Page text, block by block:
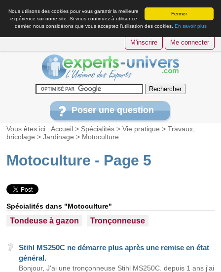
Fermer
Nous utilisons des cookies pour vous garantir la meilleure
expérience sur notre site. Si vous continuez à utiliser ce
dernier, nous considérons que vous acceptez l’utilisation des cookies. En savoir plus
M'inscrire Me connecter
Poser une question
Vous êtes ici :Accueil > Spécialités >Vie pratique >Travaux,
bricolage >Jardinage > Motoculture
Motoculture - Page 5
Spécialités dans "Motoculture"
Tondeuse à gazon Tronçonneuse
Stihl MS250C ne démarre plus après une remise en état
général.
Bonjour, J'ai une tronçonneuse Stihl MS250C. depuis 1 ans j'ai